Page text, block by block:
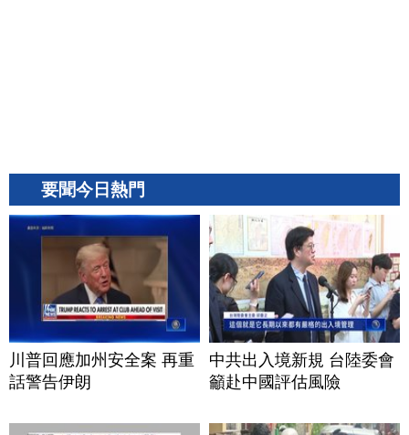
要聞今日熱門
川普回應加州安全案 再重
話警告伊朗
中共出入境新規 台陸委會
籲赴中國評估風險